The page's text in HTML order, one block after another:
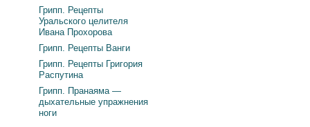
Грипп. Рецепты
Уральского целителя
Ивана Прохорова
Грипп. Рецепты Ванги
Грипп. Рецепты Григория
Распутина
Грипп. Пранаяма —
дыхательные упражнения
ноги